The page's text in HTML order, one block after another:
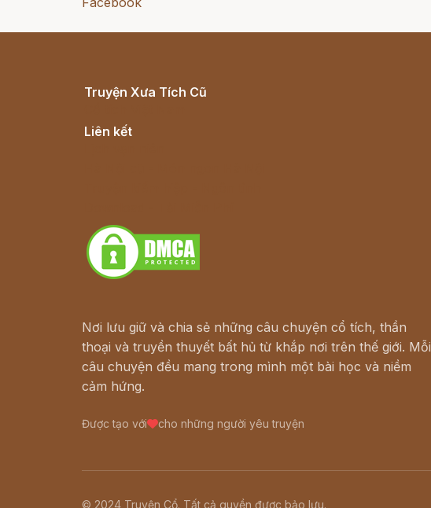
Truyện Xưa Tích Cũ
Liên kết
Nơi lưu giữ và chia sẻ những câu chuyện cổ tích, thần
thoại và truyền thuyết bất hủ từ khắp nơi trên thế giới. Mỗi
câu chuyện đều mang trong mình một bài học và niềm
cảm hứng.
Được tạo với cho những người yêu truyện
© 2024 Truyện Cổ. Tất cả quyền được bảo lưu.